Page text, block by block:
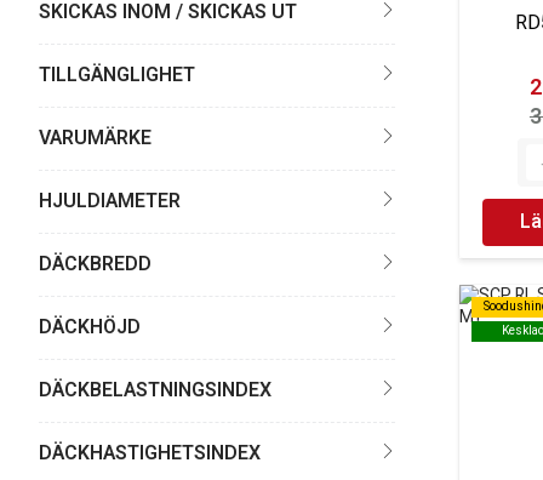
SKICKAS INOM / SKICKAS UT
TILLGÄNGLIGHET
VARUMÄRKE
HJULDIAMETER
DÄCKBREDD
DÄCKHÖJD
DÄCKBELASTNINGSINDEX
DÄCKHASTIGHETSINDEX